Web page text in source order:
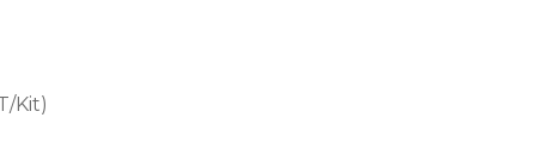
Kit)